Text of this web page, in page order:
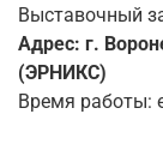
Выставочный
Адрес: г.
(ЭРНИКС)
Время работы: